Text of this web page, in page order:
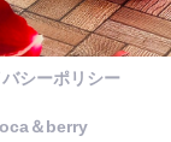
シーポリシー
＆berry